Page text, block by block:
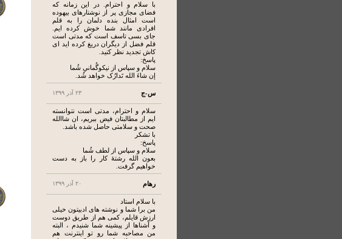
با سلام و احترام. در این زمانه که
فضای مجازی پر از نوشتارهای بیهوده
است امثال بنده دلمان را به قلم
افرادی مانند شما خوش کرده ایم.
جای بسی تاسف است که مدتی است
قلم فضل از دیگران دریغ کرده اید ای
کاش تجدید نظر کنید.
پاسخ:
سلام و سپاس از نیکوگُمانیِ شُما
إِن شاءَ الله تَدارُک خواهد شُد.
س-ج ۲۳ آذر ۱۳۹۹
سلام و احترام، مدتی است نتوانسته
ایم از مطالبتان فیض ببریم، ان شاالله
صحت و سلامتی حاصل شده باشد.
با تشکر
پاسخ:
سلام و سپاس از لطف شُما
بعون الله رشتۀ کار را باز به دست
خواهیم گرفت.
رهام ۲۰ آذر ۱۳۹۹
با سلام استاد
من برا شما و نوشته های ادبیتون خیلی
ارزش قایلم، کمی هم از طریق دوست
و آشناها از پیشینه شما شنیدم ، البته
من مصاحبه شما رو تو اینترنت هم